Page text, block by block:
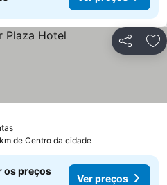
Partilhar
de Centro da cidade
os preços
Ver preços